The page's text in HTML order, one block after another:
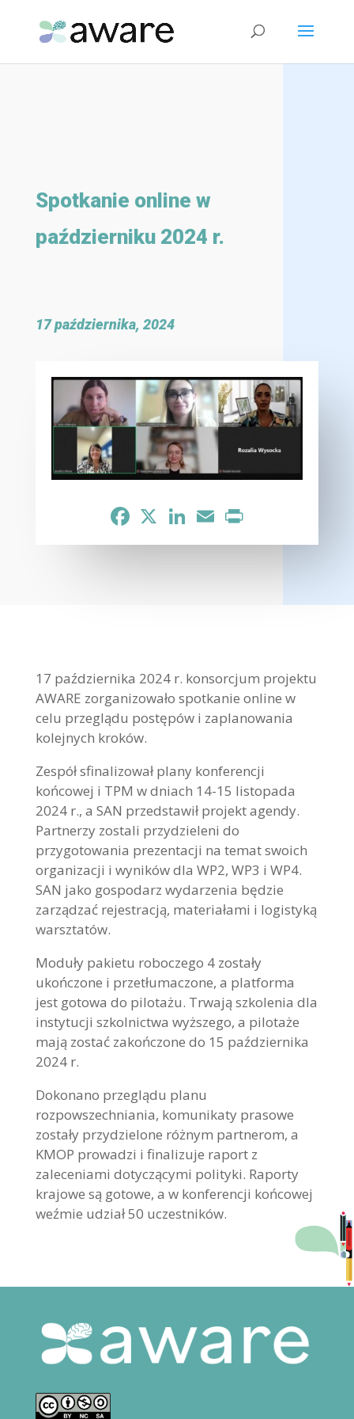
Spotkanie online w
październiku 2024 r.
17 października, 2024
Facebook LinkedInEmail
17 października 2024 r. konsorcjum projektu
AWARE zorganizowało spotkanie online w
celu przeglądu postępów i zaplanowania
kolejnych kroków.
Zespół sfinalizował plany konferencji
końcowej i TPM w dniach 14-15 listopada
2024 r., a SAN przedstawił projekt agendy.
Partnerzy zostali przydzieleni do
przygotowania prezentacji na temat swoich
organizacji i wyników dla WP2, WP3 i WP4.
SAN jako gospodarz wydarzenia będzie
zarządzać rejestracją, materiałami i logistyką
warsztatów.
Moduły pakietu roboczego 4 zostały
ukończone i przetłumaczone, a platforma
jest gotowa do pilotażu. Trwają szkolenia dla
instytucji szkolnictwa wyższego, a pilotaże
mają zostać zakończone do 15 października
2024 r.
Dokonano przeglądu planu
rozpowszechniania, komunikaty prasowe
zostały przydzielone różnym partnerom, a
KMOP prowadzi i finalizuje raport z
zaleceniami dotyczącymi polityki. Raporty
krajowe są gotowe, a w konferencji końcowej
weźmie udział 50 uczestników.